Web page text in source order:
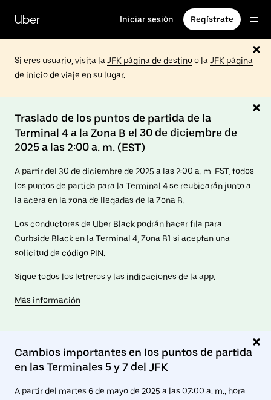
contenido
principal
Uber Iniciar sesión Regístrate
Si eres usuario, visita laJFK página de destinoo laJFK página
de inicio de viaje en su lugar.
Traslado de los puntos de partida de la
Terminal 4 a la Zona B el 30 de diciembre de
2025 a las 2:00 a. m. (EST)
A partir del 30 de diciembre de 2025 a las 2:00 a. m. EST, todos
los puntos de partida para la Terminal 4 se reubicarán junto a
la acera en la zona de llegadas de la Zona B.
Los conductores de Uber Black podrán hacer fila para
Curbside Black en la Terminal 4, Zona B1 si aceptan una
solicitud de código PIN.
Sigue todos los letreros y las indicaciones de la app.
Más información
Cambios importantes en los puntos de partida
en las Terminales 5 y 7 del JFK
A partir del martes 6 de mayo de 2025 a las 07:00 a. m., hora